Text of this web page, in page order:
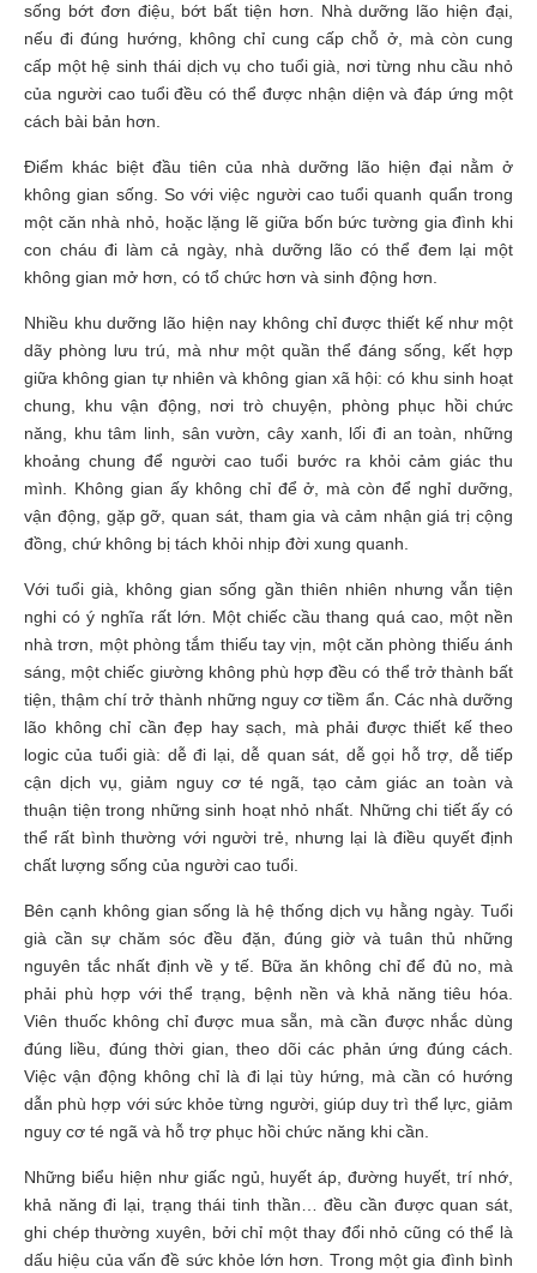
sống bớt đơn điệu, bớt bất tiện hơn. Nhà dưỡng lão hiện đại,
nếu đi đúng hướng, không chỉ cung cấp chỗ ở, mà còn cung
cấp một hệ sinh thái dịch vụ cho tuổi già, nơi từng nhu cầu nhỏ
của người cao tuổi đều có thể được nhận diện và đáp ứng một
cách bài bản hơn.
Điểm khác biệt đầu tiên của nhà dưỡng lão hiện đại nằm ở
không gian sống. So với việc người cao tuổi quanh quẩn trong
một căn nhà nhỏ, hoặc lặng lẽ giữa bốn bức tường gia đình khi
con cháu đi làm cả ngày, nhà dưỡng lão có thể đem lại một
không gian mở hơn, có tổ chức hơn và sinh động hơn.
Nhiều khu dưỡng lão hiện nay không chỉ được thiết kế như một
dãy phòng lưu trú, mà như một quần thể đáng sống, kết hợp
giữa không gian tự nhiên và không gian xã hội: có khu sinh hoạt
chung, khu vận động, nơi trò chuyện, phòng phục hồi chức
năng, khu tâm linh, sân vườn, cây xanh, lối đi an toàn, những
khoảng chung để người cao tuổi bước ra khỏi cảm giác thu
mình. Không gian ấy không chỉ để ở, mà còn để nghỉ dưỡng,
vận động, gặp gỡ, quan sát, tham gia và cảm nhận giá trị cộng
đồng, chứ không bị tách khỏi nhịp đời xung quanh.
Với tuổi già, không gian sống gần thiên nhiên nhưng vẫn tiện
nghi có ý nghĩa rất lớn. Một chiếc cầu thang quá cao, một nền
nhà trơn, một phòng tắm thiếu tay vịn, một căn phòng thiếu ánh
sáng, một chiếc giường không phù hợp đều có thể trở thành bất
tiện, thậm chí trở thành những nguy cơ tiềm ẩn. Các nhà dưỡng
lão không chỉ cần đẹp hay sạch, mà phải được thiết kế theo
logic của tuổi già: dễ đi lại, dễ quan sát, dễ gọi hỗ trợ, dễ tiếp
cận dịch vụ, giảm nguy cơ té ngã, tạo cảm giác an toàn và
thuận tiện trong những sinh hoạt nhỏ nhất. Những chi tiết ấy có
thể rất bình thường với người trẻ, nhưng lại là điều quyết định
chất lượng sống của người cao tuổi.
Bên cạnh không gian sống là hệ thống dịch vụ hằng ngày. Tuổi
già cần sự chăm sóc đều đặn, đúng giờ và tuân thủ những
nguyên tắc nhất định về y tế. Bữa ăn không chỉ để đủ no, mà
phải phù hợp với thể trạng, bệnh nền và khả năng tiêu hóa.
Viên thuốc không chỉ được mua sẵn, mà cần được nhắc dùng
đúng liều, đúng thời gian, theo dõi các phản ứng đúng cách.
Việc vận động không chỉ là đi lại tùy hứng, mà cần có hướng
dẫn phù hợp với sức khỏe từng người, giúp duy trì thể lực, giảm
nguy cơ té ngã và hỗ trợ phục hồi chức năng khi cần.
Những biểu hiện như giấc ngủ, huyết áp, đường huyết, trí nhớ,
khả năng đi lại, trạng thái tinh thần… đều cần được quan sát,
ghi chép thường xuyên, bởi chỉ một thay đổi nhỏ cũng có thể là
dấu hiệu của vấn đề sức khỏe lớn hơn. Trong một gia đình bình